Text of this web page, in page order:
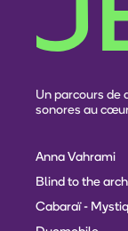
Un parcours de
sonores au
Anna Vahrami
Blind to the
Cabaraï -